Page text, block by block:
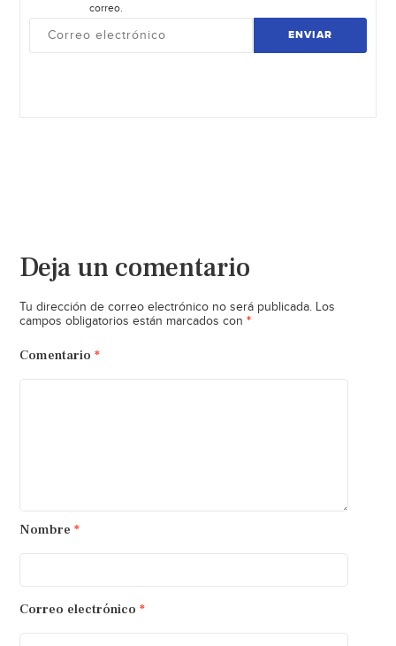
correo.
ENVIAR
Deja un comentario
Tu dirección de correo electrónico no será publicada. Los
campos obligatorios están marcados con *
Comentario *
Nombre *
Correo electrónico *